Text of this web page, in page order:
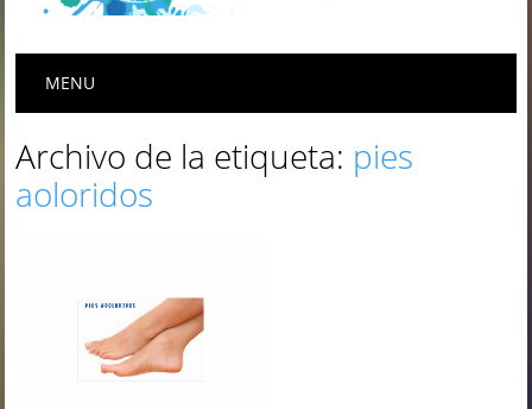
Menú principal
MENU
Archivo de la etiqueta: pies
aoloridos